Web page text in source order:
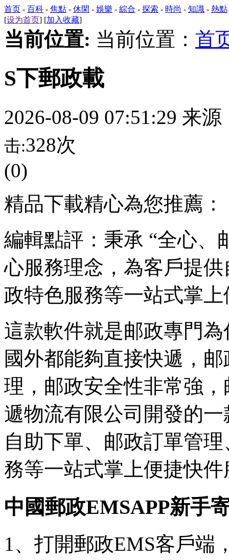
首页 - 百科 - 焦點 - 休閑 - 娛樂 - 綜合 - 探索 - 時尚 - 知識 - 熱點
[设为首页] [加入收藏]
当前位置: 当前位置： 首
S下郵政載
2026-08-09 07:51:29 来源
击:328次
(0)
精品下載精心為您推薦：
編輯點評：秉承 “全心、
心服務理念，為客戶提
政特色服務等一站式掌
這款軟件就是邮政專門
國外都能夠直接快遞，
理，邮政安全性非常強
遞物流有限公司開發的
自助下單、邮政訂單管
務等一站式掌上便捷快件
中國郵政EMSAPP新手
1、打開郵政EMS客戶端